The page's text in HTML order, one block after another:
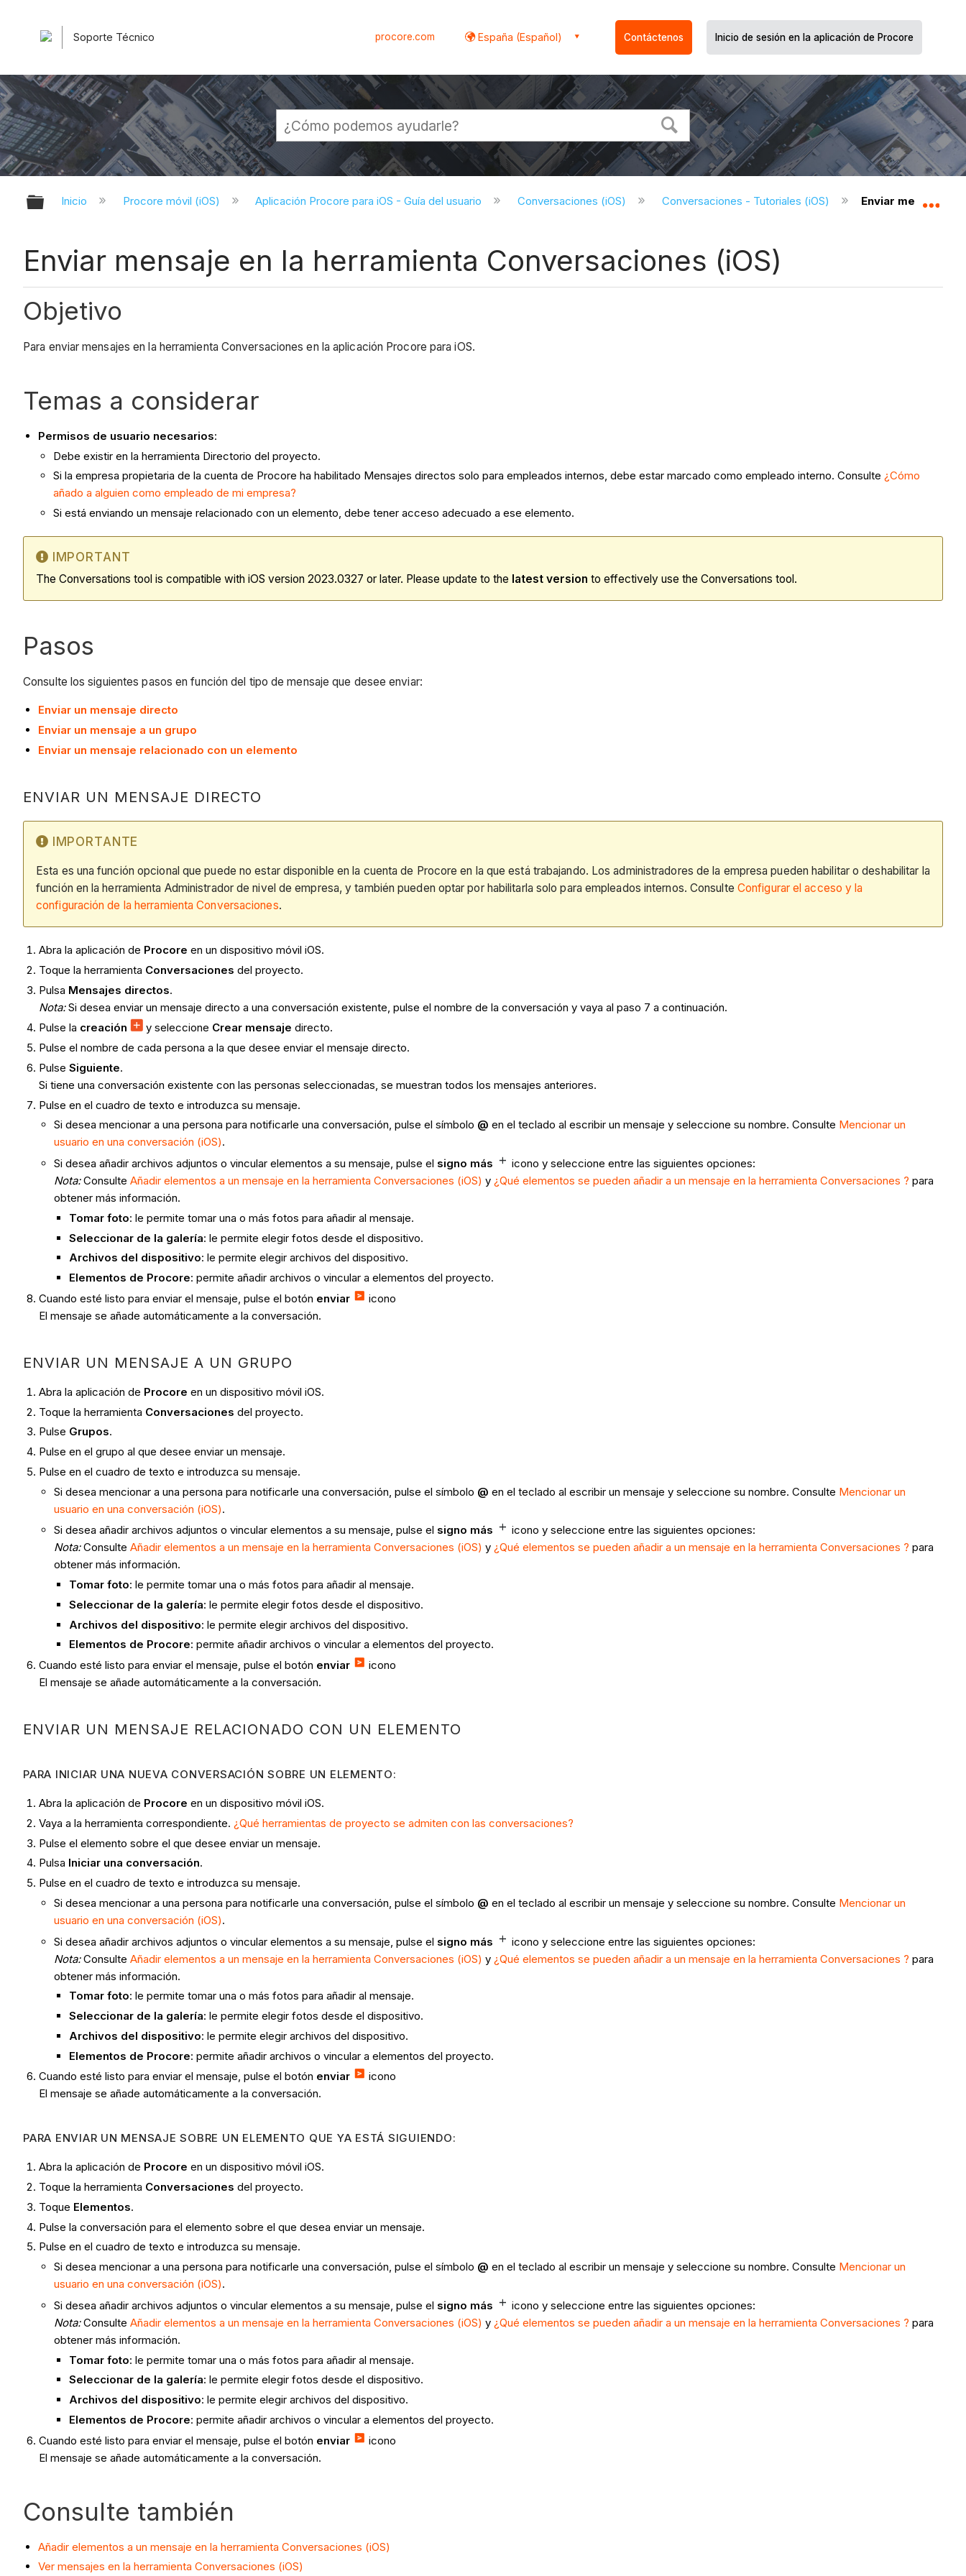
Soporte Técnico procore.com España (Español) Contáctenos Inicio de sesión en la aplicación de Procore
Expandir/contraer jerarquía global
Inicio Procore móvil (iOS) Aplicación Procore para iOS - Guía del usuario Conversaciones (iOS) Conversaciones - Tutoriales (iOS) Enviar mensaje
Enviar mensaje en la herramienta Conversaciones (iOS)
Objetivo
Para enviar mensajes en la herramienta Conversaciones en la aplicación Procore para iOS.
Temas a considerar
Permisos de usuario necesarios:
Debe existir en la herramienta Directorio del proyecto.
Si la empresa propietaria de la cuenta de Procore ha habilitado Mensajes directos solo para empleados internos, debe estar marcado como empleado interno. Consulte ¿Cómo
añado a alguien como empleado de mi empresa?
Si está enviando un mensaje relacionado con un elemento, debe tener acceso adecuado a ese elemento.
IMPORTANT
The Conversations tool is compatible with iOS version 2023.0327 or later. Please update to the latest version to effectively use the Conversations tool.
Pasos
Consulte los siguientes pasos en función del tipo de mensaje que desee enviar:
Enviar un mensaje directo
Enviar un mensaje a un grupo
Enviar un mensaje relacionado con un elemento
ENVIAR UN MENSAJE DIRECTO
IMPORTANTE
Esta es una función opcional que puede no estar disponible en la cuenta de Procore en la que está trabajando. Los administradores de la empresa pueden habilitar o deshabilitar la
función en la herramienta Administrador de nivel de empresa, y también pueden optar por habilitarla solo para empleados internos. Consulte Configurar el acceso y la
configuración de la herramienta Conversaciones.
Abra la aplicación de Procore en un dispositivo móvil iOS.
Toque la herramienta Conversaciones del proyecto.
Pulsa Mensajes directos.
Nota:Si desea enviar un mensaje directo a una conversación existente, pulse el nombre de la conversación y vaya al paso 7 a continuación.
Pulse la creación y seleccione Crear mensaje directo.
Pulse el nombre de cada persona a la que desee enviar el mensaje directo.
PulseSiguiente.
Si tiene una conversación existente con las personas seleccionadas, se muestran todos los mensajes anteriores.
Pulse en el cuadro de texto e introduzca su mensaje.
Si desea mencionar a una persona para notificarle una conversación, pulse el símbolo @ en el teclado al escribir un mensaje y seleccione su nombre. Consulte Mencionar un
usuario en una conversación (iOS).
Si desea añadir archivos adjuntos o vincular elementos a su mensaje, pulse el signo más icono y seleccione entre las siguientes opciones:
Nota:ConsulteAñadir elementos a un mensaje en la herramienta Conversaciones (iOS) y¿Qué elementos se pueden añadir a un mensaje en la herramienta Conversaciones ? para
obtener más información.
Tomar foto: le permite tomar una o más fotos para añadir al mensaje.
Seleccionar de la galería: le permite elegir fotos desde el dispositivo.
Archivos del dispositivo: le permite elegir archivos del dispositivo.
Elementos de Procore: permite añadir archivos o vincular a elementos del proyecto.
Cuando esté listo para enviar el mensaje, pulse el botón enviar
icono
El mensaje se añade automáticamente a la conversación.
ENVIAR UN MENSAJE A UN GRUPO
Abra la aplicación de Procore en un dispositivo móvil iOS.
Toque la herramienta Conversaciones del proyecto.
Pulse Grupos.
Pulse en el grupo al que desee enviar un mensaje.
Pulse en el cuadro de texto e introduzca su mensaje.
Si desea mencionar a una persona para notificarle una conversación, pulse el símbolo @ en el teclado al escribir un mensaje y seleccione su nombre. Consulte Mencionar un
usuario en una conversación (iOS).
Si desea añadir archivos adjuntos o vincular elementos a su mensaje, pulse el signo más icono y seleccione entre las siguientes opciones:
Nota:ConsulteAñadir elementos a un mensaje en la herramienta Conversaciones (iOS) y¿Qué elementos se pueden añadir a un mensaje en la herramienta Conversaciones ? para
obtener más información.
Tomar foto: le permite tomar una o más fotos para añadir al mensaje.
Seleccionar de la galería: le permite elegir fotos desde el dispositivo.
Archivos del dispositivo: le permite elegir archivos del dispositivo.
Elementos de Procore: permite añadir archivos o vincular a elementos del proyecto.
Cuando esté listo para enviar el mensaje, pulse el botón enviar
icono
El mensaje se añade automáticamente a la conversación.
ENVIAR UN MENSAJE RELACIONADO CON UN ELEMENTO
PARA INICIAR UNA NUEVA CONVERSACIÓN SOBRE UN ELEMENTO:
Abra la aplicación de Procore en un dispositivo móvil iOS.
Vaya a la herramienta correspondiente.¿Qué herramientas de proyecto se admiten con las conversaciones?
Pulse el elemento sobre el que desee enviar un mensaje.
Pulsa Iniciar una conversación.
Pulse en el cuadro de texto e introduzca su mensaje.
Si desea mencionar a una persona para notificarle una conversación, pulse el símbolo @ en el teclado al escribir un mensaje y seleccione su nombre. Consulte Mencionar un
usuario en una conversación (iOS).
Si desea añadir archivos adjuntos o vincular elementos a su mensaje, pulse el signo más icono y seleccione entre las siguientes opciones:
Nota:ConsulteAñadir elementos a un mensaje en la herramienta Conversaciones (iOS) y ¿Qué elementos se pueden añadir a un mensaje en la herramienta Conversaciones ? para
obtener más información.
Tomar foto: le permite tomar una o más fotos para añadir al mensaje.
Seleccionar de la galería: le permite elegir fotos desde el dispositivo.
Archivos del dispositivo: le permite elegir archivos del dispositivo.
Elementos de Procore: permite añadir archivos o vincular a elementos del proyecto.
Cuando esté listo para enviar el mensaje, pulse el botón enviar
icono
El mensaje se añade automáticamente a la conversación.
PARA ENVIAR UN MENSAJE SOBRE UN ELEMENTO QUE YA ESTÁ SIGUIENDO:
Abra la aplicación de Procore en un dispositivo móvil iOS.
Toque la herramienta Conversaciones del proyecto.
Toque Elementos.
Pulse la conversación para el elemento sobre el que desea enviar un mensaje.
Pulse en el cuadro de texto e introduzca su mensaje.
Si desea mencionar a una persona para notificarle una conversación, pulse el símbolo @ en el teclado al escribir un mensaje y seleccione su nombre. Consulte Mencionar un
usuario en una conversación (iOS).
Si desea añadir archivos adjuntos o vincular elementos a su mensaje, pulse el signo más icono y seleccione entre las siguientes opciones:
Nota:ConsulteAñadir elementos a un mensaje en la herramienta Conversaciones (iOS) y¿Qué elementos se pueden añadir a un mensaje en la herramienta Conversaciones ? para
obtener más información.
Tomar foto: le permite tomar una o más fotos para añadir al mensaje.
Seleccionar de la galería: le permite elegir fotos desde el dispositivo.
Archivos del dispositivo: le permite elegir archivos del dispositivo.
Elementos de Procore: permite añadir archivos o vincular a elementos del proyecto.
Cuando esté listo para enviar el mensaje, pulse el botón enviar
icono
El mensaje se añade automáticamente a la conversación.
Consulte también
Añadir elementos a un mensaje en la herramienta Conversaciones (iOS)
Ver mensajes en la herramienta Conversaciones (iOS)